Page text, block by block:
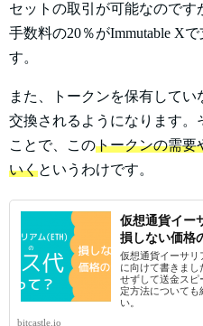
セットの取引が可能なので
手数料の20％がImmutable X
す。
また、トークンを保有して
交換されるようになります。
ことで、このトークンの需要
いくというわけです。
仮想通貨イー
損しない価格
仮想通貨イーサリ
に向けて書きま
せずして送金スピ
定方法についても
い。
bitcastle.io